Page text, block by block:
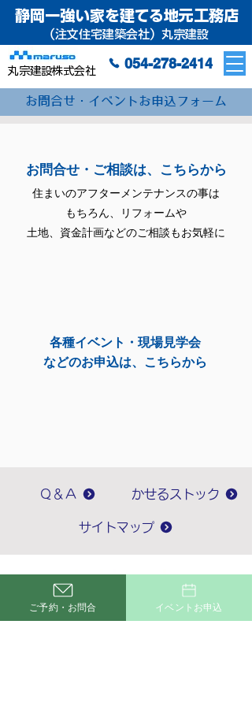
静岡一強い家を建てる地元工務店
（注文住宅建築会社）丸宗建設
054-278-2414
丸宗建設株式会社
お問合せ・イベントお申込フォーム
お問合せ・ご相談は、こちらから
住まいのアフターメンテナンスの事は
もちろん、リフォームや
土地、資金計画などのご相談もお気軽に
各種イベント・現場見学会
などのお申込は、こちらから
Ｑ＆Ａ かせるストック
サイトマップ
丸宗建設株式会社
ご予約・お問合 イベントお申込